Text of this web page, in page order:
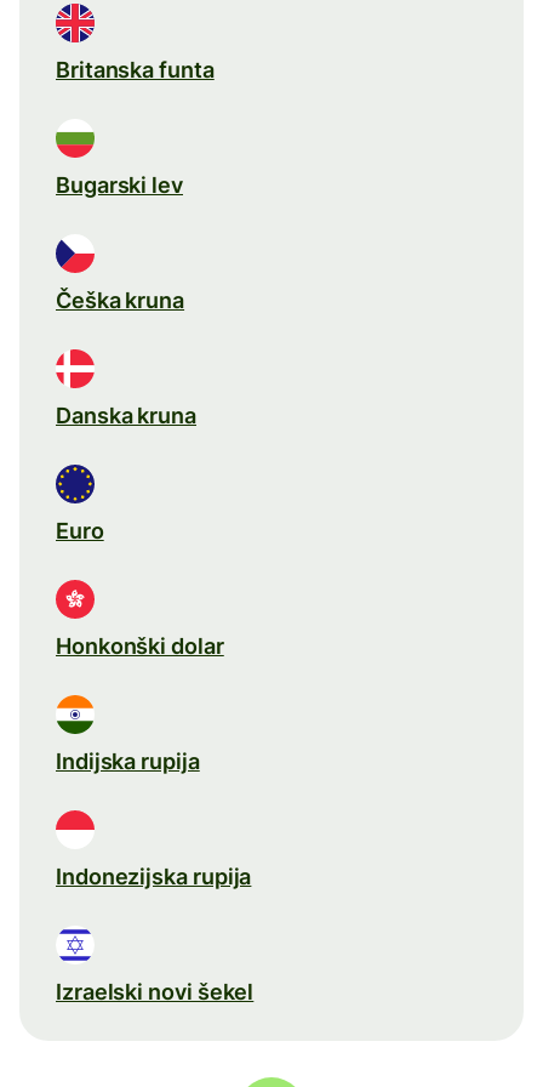
Britanska funta
Bugarski lev
Češka kruna
Danska kruna
Euro
Honkonški dolar
Indijska rupija
Indonezijska rupija
Izraelski novi šekel